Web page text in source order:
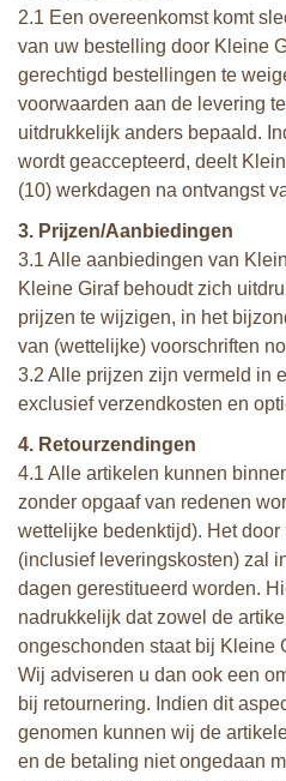
2.1 Een overeenkomst komt
van uw bestelling door Kleine
gerechtigd bestellingen te
voorwaarden aan de levering
uitdrukkelijk anders bepaald.
wordt geaccepteerd, deelt
(10) werkdagen na ontvangst
3. Prijzen/Aanbiedingen
3.1 Alle aanbiedingen van
Kleine Giraf behoudt zich
prijzen te wijzigen, in het
van (wettelijke) voorschriften
3.2 Alle prijzen zijn vermeld in
exclusief verzendkosten en
4. Retourzendingen
4.1 Alle artikelen kunnen
zonder opgaaf van redenen
wettelijke bedenktijd). Het
(inclusief leveringskosten) zal
dagen gerestitueerd worden.
nadrukkelijk dat zowel de
ongeschonden staat bij Kleine
Wij adviseren u dan ook een
bij retournering. Indien dit
genomen kunnen wij de
en de betaling niet ongedaan